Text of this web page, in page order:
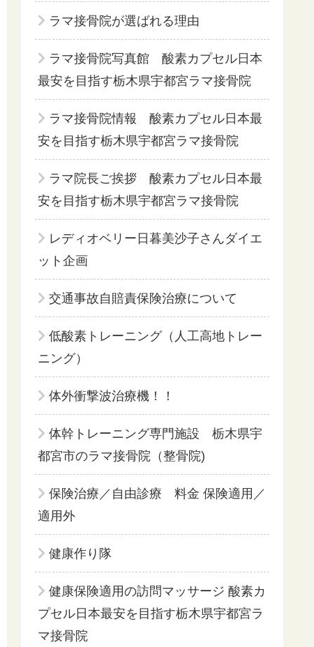
ラマ接骨院が選ばれる理由
ラマ接骨院写真館 酸素カプセル日本
最安を目指す栃木県宇都宮ラマ接骨院
ラマ接骨院情報 酸素カプセル日本最
安を目指す栃木県宇都宮ラマ接骨院
ラマ院長ご挨拶 酸素カプセル日本最
安を目指す栃木県宇都宮ラマ接骨院
レディオベリー日暮美沙子さんダイエ
ット企画
交通事故自賠責保険治療について
低酸素トレーニング（人工高地トレー
ニング）
体外衝撃波治療機！！
体幹トレーニング専門施設 栃木県宇
都宮市のラマ接骨院（整骨院)
保険治療／自由診療 料金 保険適用／
適用外
健康作り隊
健康保険適用の訪問マッサージ 酸素カ
プセル日本最安を目指す栃木県宇都宮ラ
マ接骨院